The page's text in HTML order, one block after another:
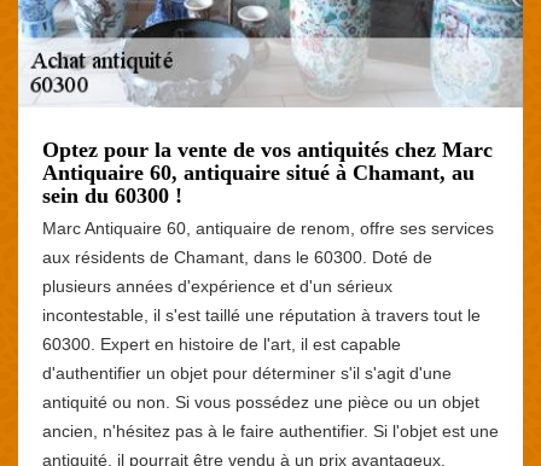
Optez pour la vente de vos antiquités chez Marc
Antiquaire 60, antiquaire situé à Chamant, au
sein du 60300 !
Marc Antiquaire 60, antiquaire de renom, offre ses services
aux résidents de Chamant, dans le 60300. Doté de
plusieurs années d'expérience et d'un sérieux
incontestable, il s'est taillé une réputation à travers tout le
60300. Expert en histoire de l'art, il est capable
d'authentifier un objet pour déterminer s'il s'agit d'une
antiquité ou non. Si vous possédez une pièce ou un objet
ancien, n'hésitez pas à le faire authentifier. Si l'objet est une
antiquité, il pourrait être vendu à un prix avantageux.